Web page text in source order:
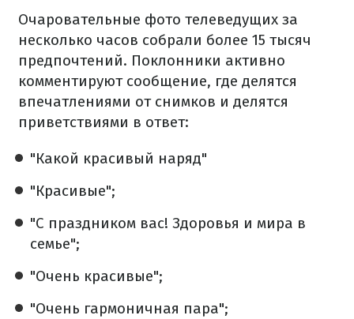
Очаровательные фото телеведущих за
несколько часов собрали более 15 тысяч
предпочтений. Поклонники активно
комментируют сообщение, где делятся
впечатлениями от снимков и делятся
приветствиями в ответ:
"Какой красивый наряд"
"Красивые";
"С праздником вас! Здоровья и мира в
семье";
"Очень красивые";
"Очень гармоничная пара";